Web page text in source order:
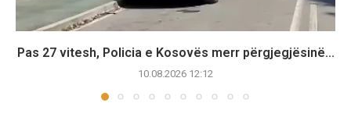
Pas 27 vitesh, Policia e Kosovës merr përgjegjësinë...
10.08.2026 12:12